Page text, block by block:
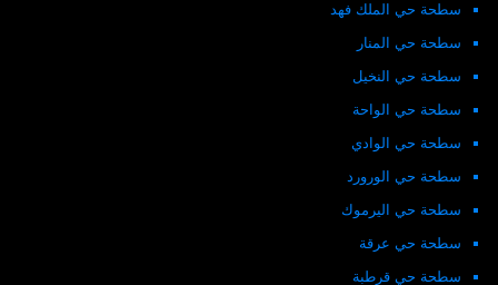
سطحة حي الملك فهد
سطحة حي المنار
سطحة حي النخيل
سطحة حي الواحة
سطحة حي الوادي
سطحة حي الورورد
سطحة حي اليرموك
سطحة حي عرقة
سطحة حي قرطبة